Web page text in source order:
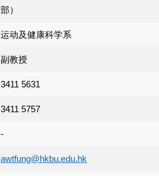
部）
运动及健康科学系
副教授
3411 5631
3411 5757
-
awtfung@hkbu.edu.hk